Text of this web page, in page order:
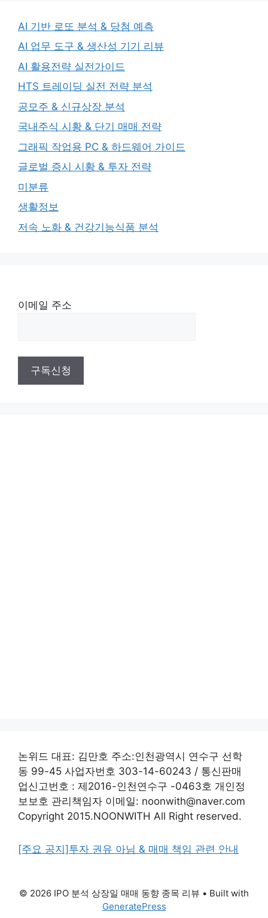
AI 기반 로또 분석 & 당첨 예측
AI 업무 도구 & 생산성 기기 리뷰
AI 활용전략 실전가이드
HTS 트레이딩 실전 전략 분석
공모주 & 신규상장 분석
국내주식 시황 & 단기 매매 전략
그래픽 작업용 PC & 하드웨어 가이드
글로벌 증시 시황 & 투자 전략
미분류
생활정보
저속 노화 & 건강기능식품 분석
이메일 주소
논위드 대표: 김만호 주소:인천광역시 연수구 선학
동 99-45 사업자번호 303-14-60243 / 통신판매
업신고번호 : 제2016-인천연수구 -0463호 개인정
보보호 관리책임자 이메일: noonwith@naver.com
Copyright 2015.NOONWITH All Right reserved.
[주요 공지]투자 권유 아님 & 매매 책임 관련 안내
© 2026 IPO 분석 상장일 매매 동향 종목 리뷰 • Built with
GeneratePress